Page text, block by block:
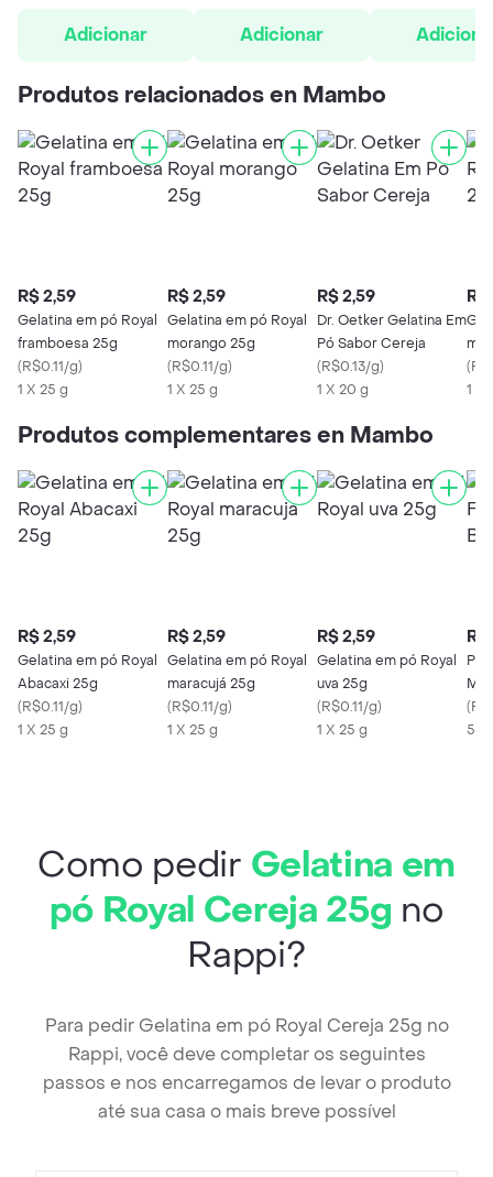
Adicionar Adicionar
Produtos relacionados en Mambo
R$ 2,59
Gelatina em pó Royal
framboesa 25g
(R$0.11/g)
1 X 25 g
R$ 2,59
Gelatina em pó Royal
morango 25g
(R$0.11/g)
1 X 25 g
R$ 2,59
Dr. Oetker Gelatina Em
Pó Sabor Cereja
(R$0.13/g)
1 X 20 g
R$
(
1 X
Produtos complementares en Mambo
R$ 2,59
Gelatina em pó Royal
Abacaxi 25g
(R$0.11/g)
1 X 25 g
R$ 2,59
Gelatina em pó Royal
maracujá 25g
(R$0.11/g)
1 X 25 g
R$ 2,59
Gelatina em pó Royal
uva 25g
(R$0.11/g)
1 X 25 g
R$
(
Como pedir Gelatina em
pó Royal Cereja 25g no
Rappi?
Para pedir Gelatina em pó Royal Cereja 25g no
Rappi, você deve completar os seguintes
passos e nos encarregamos de levar o produto
até sua casa o mais breve possível